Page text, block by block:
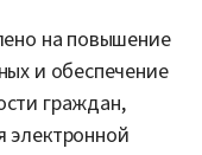
на повышение
и обеспечение
граждан,
электронной